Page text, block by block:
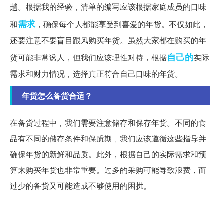
趟。根据我的经验，清单的编写应该根据家庭成员的口味
和需求，确保每个人都能享受到喜爱的年货。不仅如此，
还要注意不要盲目跟风购买年货。虽然大家都在购买的年
货可能非常诱人，但我们应该理性对待，根据自己的实际
需求和财力情况，选择真正符合自己口味的年货。
年货怎么备货合适？
在备货过程中，我们需要注意储存和保存年货。不同的食
品有不同的储存条件和保质期，我们应该遵循这些指导并
确保年货的新鲜和品质。此外，根据自己的实际需求和预
算来购买年货也非常重要。过多的采购可能导致浪费，而
过少的备货又可能造成不够使用的困扰。